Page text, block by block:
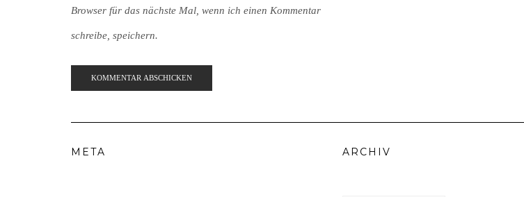
Browser für das nächste Mal, wenn ich einen Kommentar
schreibe, speichern.
META ARCHIV